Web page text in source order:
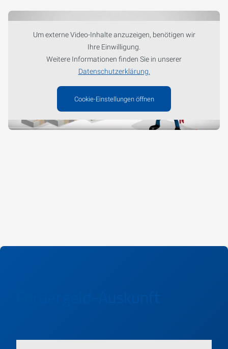
Um externe Video-Inhalte anzuzeigen, benötigen wir
Ihre Einwilligung.
Weitere Informationen finden Sie in unserer
Datenschutzerklärung.
Cookie-Einstellungen öffnen